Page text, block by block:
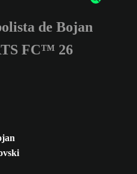
3 caracteres o números
de Bojan
FC™ 26